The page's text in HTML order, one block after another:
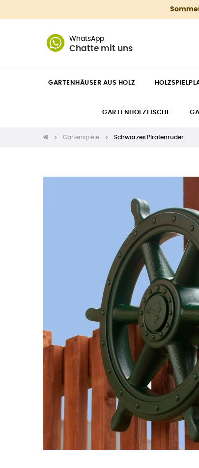
WhatsApp
Chatte mit uns
GARTENHÄUSER AUS HOLZ
GARTENHOLZTISCHE
Gartenspiele Schwarzes Piratenruder